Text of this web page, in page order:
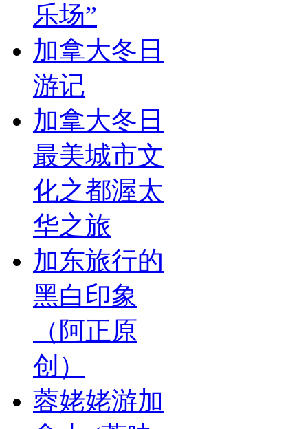
乐场”
加拿大冬日
游记
加拿大冬日
最美城市文
化之都渥太
华之旅
加东旅行的
黑白印象
（阿正原
创）
蓉姥姥游加